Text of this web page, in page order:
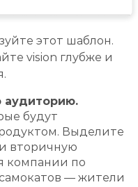
этот шаблон.
vision глубже и
будут
Выделите
вторичную
компании по
— жители